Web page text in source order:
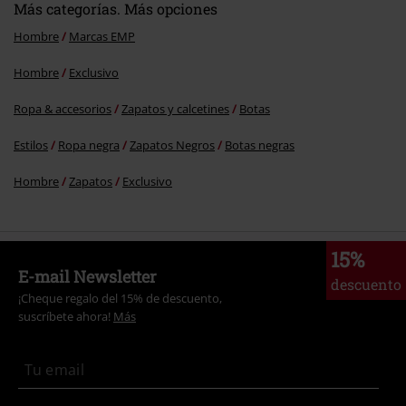
Jacobo P.
Publicado: sábado, 21 septiembre, 2024 11:14:50 PM
¿Te ha resultado útil este comentario?
Más categorías. Más opciones
Hombre Marcas EMP
Hombre Exclusivo
Ropa & accesorios Zapatos y calcetines Botas
Estilos Ropa negra Zapatos Negros Botas negras
Hombre Zapatos Exclusivo
15%
descuento
E-mail Newsletter
¡Cheque regalo del 15% de descuento,
suscríbete ahora! Más